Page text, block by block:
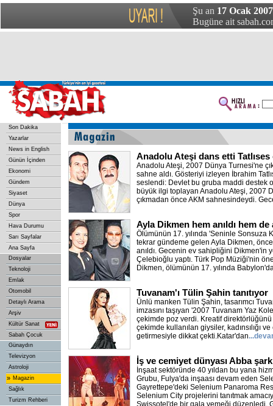
Şu an 17 Ocak
Bugüne ait
Son Dakika
Yazarlar
News in English
Günün İçinden
Ekonomi
Gündem
Siyaset
Dünya
Spor
Hava Durumu
Sarı Sayfalar
Ana Sayfa
Dosyalar
Teknoloji
Emlak
Otomobil
Detaylı Arama
Arşiv
Kültür Sanat
Sabah Çocuk
Günaydın
Televizyon
Astroloji
» Magazin
Sağlık
Turizm Rehberi
Anadolu Ateşi dans etti Tatlıses
Anadolu Ateşi, 2007 Dünya Turnesi'ne
sahne aldı. Gösteriyi izleyen İbrahim
seslendi: Devlet bu gruba maddi destek
büyük ilgi toplayan Anadolu Ateşi, 2007
çıkmadan önce AKM sahnesindeydi.
Ayla Dikmen hem anıldı hem de
Ölümünün 17. yılında 'Seninle Sonsuza
tekrar gündeme gelen Ayla Dikmen,
anıldı. Gecenin ev sahipliğini Dikmen'in
Çelebioğlu yaptı. Türk Pop Müziği'nin
Dikmen, ölümünün 17. yılında
Tuvanam'ı Tülin Şahin tanıtıyor
Ünlü manken Tülin Şahin, tasarımcı
imzasını taşıyan '2007 Tuvanam Yaz
çekimde poz verdi. Kreatif direktörlüğünü
çekimde kullanılan giysiler, kadınsılığı
getirmesiyle dikkat çekti.Katar'dan
İş ve cemiyet dünyası Abba
İnşaat sektöründe 40 yıldan bu yana
Grubu, Fulya'da inşaası devam eden
Gayrettepe'deki Selenium Panaroma
Selenium City projelerini tanıtmak
Swissotel'de bir gala yemeği düzenledi.